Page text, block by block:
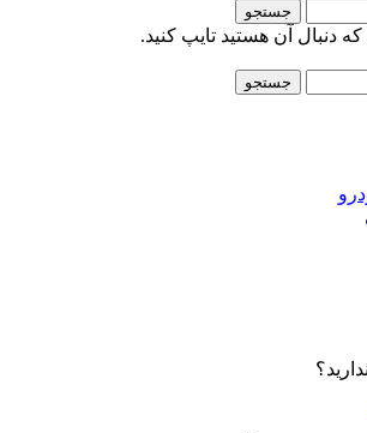
جستجو
دنبال آن هستید تایپ کنید.
جستجو